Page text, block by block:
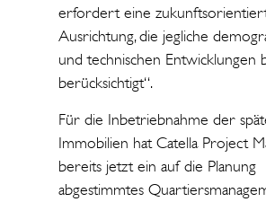
erfordert eine
Ausrichtung, die jegliche
und technischen Entwicklungen
berücksichtigt“.
Für die Inbetriebnahme der
Immobilien hat Catella Project
bereits jetzt ein auf die Planung
abgestimmtes